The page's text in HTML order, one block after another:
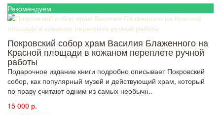
Рекомендуем
Покровский собор храм Василия Блаженного на
Красной площади в кожаном переплете ручной
работы
Подарочное издание книги подробно описывает Покровский
собор, как популярный музей и действующий храм, который
по праву считают одним из самых необычн..
15 000 р.